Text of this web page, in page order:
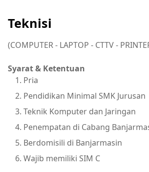
Teknisi
(COMPUTER - LAPTOP - CTTV -
Syarat & Ketentuan
Pria
Pendidikan Minimal SMK Jurusan
Teknik Komputer dan Jaringan
Penempatan di Cabang
Berdomisili di Banjarmasin
Wajib memiliki SIM C